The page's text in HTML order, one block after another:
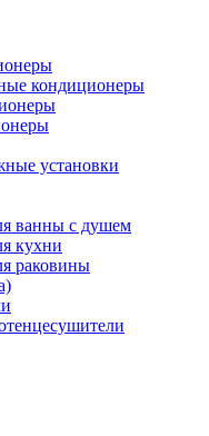
кондиционеры
установки
ванны с душем
кухни
раковины